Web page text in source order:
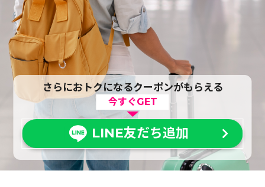
さらにおトクになるクーポンがもらえる
今すぐGET
LINE友だち追加